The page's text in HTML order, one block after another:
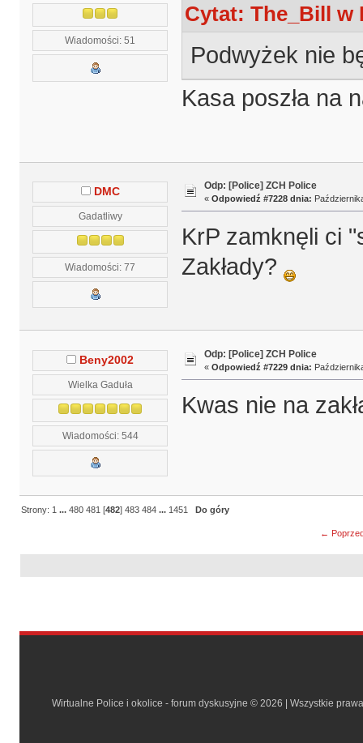
Wiadomości: 51
Cytat: The_Bill w
Podwyżek nie
Kasa poszła na
DMC
Gadatliwy
Wiadomości: 77
Odp: [Police] ZCH Police
« Odpowiedź #7228 dnia:
KrP zamknęli ci
Zakłady?
Beny2002
Wielka Gaduła
Wiadomości: 544
Odp: [Police] ZCH Police
« Odpowiedź #7229 dnia:
Kwas nie na
Strony: 1 ...480 481 [482]483 484 ... 1451 Do góry
←
Wirtualne Police i okolice - forum dyskusyjne © 2026 | Wszystkie